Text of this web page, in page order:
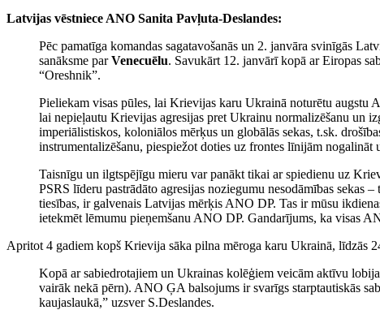
Latvijas vēstniece ANO Sanita Pavļuta-Deslandes:
Pēc pamatīga komandas sagatavošanās un 2. janvāra svinīgās
sanāksme parVenecuēlu. Savukārt 12. janvārī kopā ar Eiropas
“Oreshnik”.
Pieliekam visas pūles, lai Krievijas karu Ukrainā noturētu augstu
lai nepieļautu Krievijas agresijas pret Ukrainu normalizēšanu un
imperiālistiskos, koloniālos mērķus un globālās sekas, t.sk.
instrumentalizēšanu, piespiežot doties uz frontes līnijām nogalināt
Taisnīgu un ilgtspējīgu mieru var panākt tikai ar spiedienu uz
PSRS līderu pastrādāto agresijas noziegumu nesodāmības sekas
tiesības, ir galvenais Latvijas mērķis ANO DP. Tas ir mūsu
ietekmēt lēmumu pieņemšanu ANO DP. Gandarījums, ka visas
Apritot 4 gadiem kopš Krievija sāka pilna mēroga karu Ukrainā, līdzās
Kopā ar sabiedrotajiem un Ukrainas kolēģiem veicām aktīvu
vairāk nekā pērn). ANO ĢA balsojums ir svarīgs starptautiskās
kaujaslaukā,” uzsver S.Deslandes.